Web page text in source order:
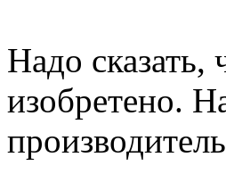
Надо сказать,
изобретено.